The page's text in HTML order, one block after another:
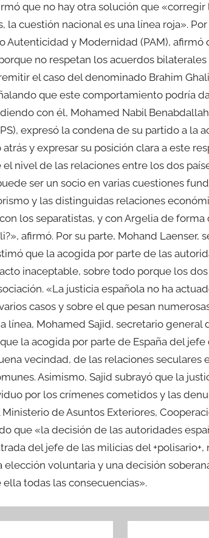
que no hay otra solución que
la cuestión nacional es una línea roja».
Autenticidad y Modernidad (PAM), afirmó
no respetan los acuerdos
el caso del denominado Brahim
que este comportamiento podría
con él, Mohamed Nabil
expresó la condena de su partido a la
y expresar su posición clara a este
nivel de las relaciones entre los dos
ser un socio en varias cuestiones
y las distinguidas relaciones
los separatistas, y con Argelia de
afirmó. Por su parte, Mohand Laenser,
que la acogida por parte de las
inaceptable, sobre todo porque los
«La justicia española no ha
casos y sobre el que pesan
línea, Mohamed Sajid, secretario general
la acogida por parte de España del
vecindad, de las relaciones seculares
Asimismo, Sajid subrayó que la
por los crímenes cometidos y las
de Asuntos Exteriores,
que «la decisión de las autoridades
del jefe de las milicias del +polisario+,
voluntaria y una decisión
ella todas las consecuencias».